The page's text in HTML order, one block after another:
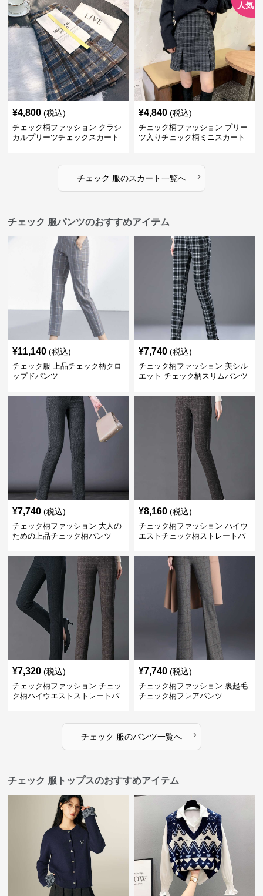
¥4,800 (税込)
チェック柄ファッション クラシ
カルプリーツチェックスカート
人気
¥4,840 (税込)
チェック柄ファッション プリー
ツ入りチェック柄ミニスカート
チェック 服のスカート一覧へ ›
チェック 服パンツのおすすめアイテム
¥11,140 (税込)
チェック服 上品チェック柄クロ
ップドパンツ
¥7,740 (税込)
チェック柄ファッション 美シル
エット チェック柄スリムパンツ
¥7,740 (税込)
チェック柄ファッション 大人の
ための上品チェック柄パンツ
¥8,160 (税込)
チェック柄ファッション ハイウ
エストチェック柄ストレートパ
¥7,320 (税込)
チェック柄ファッション チェッ
ク柄ハイウエストストレートパ
¥7,740 (税込)
チェック柄ファッション 裏起毛
チェック柄フレアパンツ
チェック 服のパンツ一覧へ ›
チェック 服トップスのおすすめアイテム